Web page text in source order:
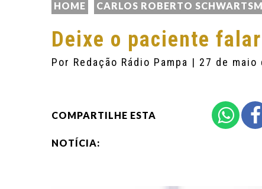
HOME CARLOS ROBERTO
Deixe o paciente
Por Redação Rádio Pampa | 27 de maio
COMPARTILHE ESTA
NOTÍCIA: